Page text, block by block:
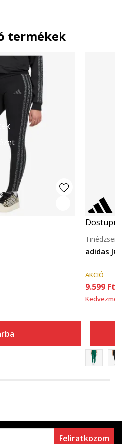
termékek
adidas JG
Tinédzser
AKCIÓ
9.599 Ft
Feliratkozom